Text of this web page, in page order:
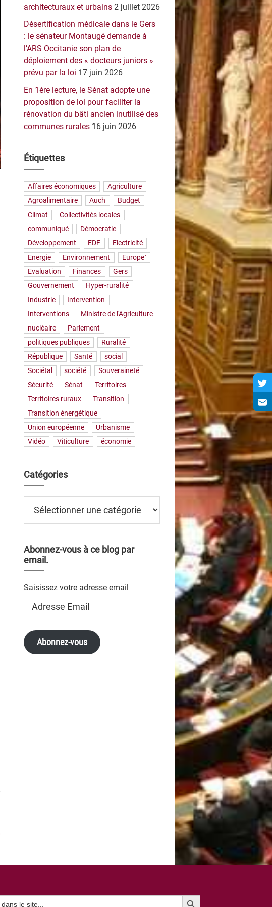
architecturaux et urbains 2 juillet 2026
Désertification médicale dans le Gers
: le sénateur Montaugé demande à
l’ARS Occitanie son plan de
déploiement des « docteurs juniors »
prévu par la loi 17 juin 2026
En 1ère lecture, le Sénat adopte une
proposition de loi pour faciliter la
rénovation du bâti ancien inutilisé des
communes rurales 16 juin 2026
Étiquettes
Affaires économiques
Agriculture
Agroalimentaire
Auch
Budget
Climat
Collectivités locales
communiqué
Démocratie
Développement
EDF
Electricité
Energie
Environnement
Europe`
Evaluation
Finances
Gers
Gouvernement
Hyper-ruralité
Industrie
Intervention
Interventions
Ministre de l'Agriculture
nucléaire
Parlement
politiques publiques
Ruralité
République
Santé
social
Sociétal
société
Souveraineté
Sécurité
Sénat
Territoires
Territoires ruraux
Transition
Transition énergétique
Union européenne
Urbanisme
Vidéo
Viticulture économie
Catégories
Abonnez-vous à ce blog par
email.
Saisissez votre adresse email
Email
Abonnez-vous
Search Button